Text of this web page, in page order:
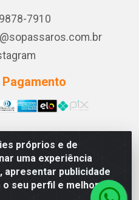
próprios e de
uma experiência
apresentar publicidade
seu perfil e melhorar a
7910
LTDA - RODOVIA BA
BA - CEP 46.880-
0001-90